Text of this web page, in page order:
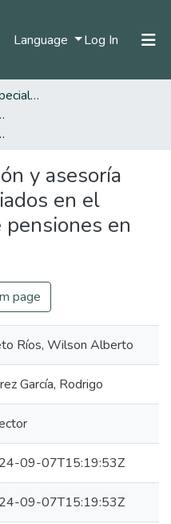
Language Log In (current)
Trabajos de Grado Especializaciones
Social
de pensiones en Colombia
y asesoría
en el
en
page
Ríos, Wilson Alberto
García, Rodrigo
09-07T15:19:53Z
09-07T15:19:53Z